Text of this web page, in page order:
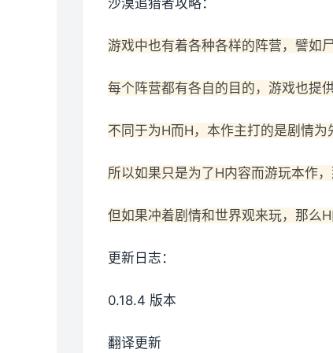
沙漠追猎者攻略：
游戏中也有着各种各样的阵营，譬如
每个阵营都有各自的目的，游戏也提
不同于为H而H，本作主打的是剧情为
所以如果只是为了H内容而游玩本作
但如果冲着剧情和世界观来玩，那么
更新日志：
0.18.4 版本
翻译更新